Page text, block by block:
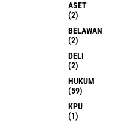
ASET
(2)
BELAWAN
(2)
DELI
(2)
HUKUM
(59)
KPU
(1)